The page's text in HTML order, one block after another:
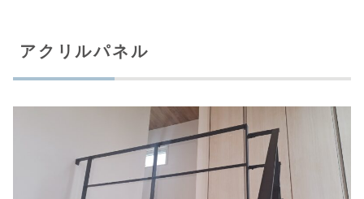
アクリルパネル